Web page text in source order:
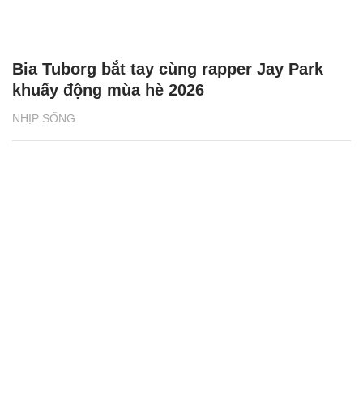
NHỊP SỐNG
Bia Tuborg bắt tay cùng rapper Jay Park
khuấy động mùa hè 2026